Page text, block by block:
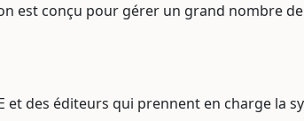
est conçu pour gérer un grand nombre
et des éditeurs qui prennent en charge la